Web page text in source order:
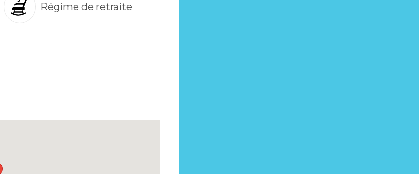
Régime de retraite